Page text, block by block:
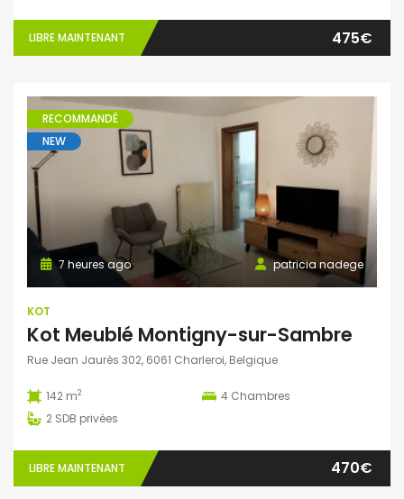
LIBRE MAINTENANT 475€
RECOMMANDÉ
NEW
patricia nadege
7 heures ago
KOT
Kot Meublé Montigny-sur-Sambre
Rue Jean Jaurès 302, 6061 Charleroi, Belgique
142 m2 4 Chambres
2 SDB privées
LIBRE MAINTENANT 470€